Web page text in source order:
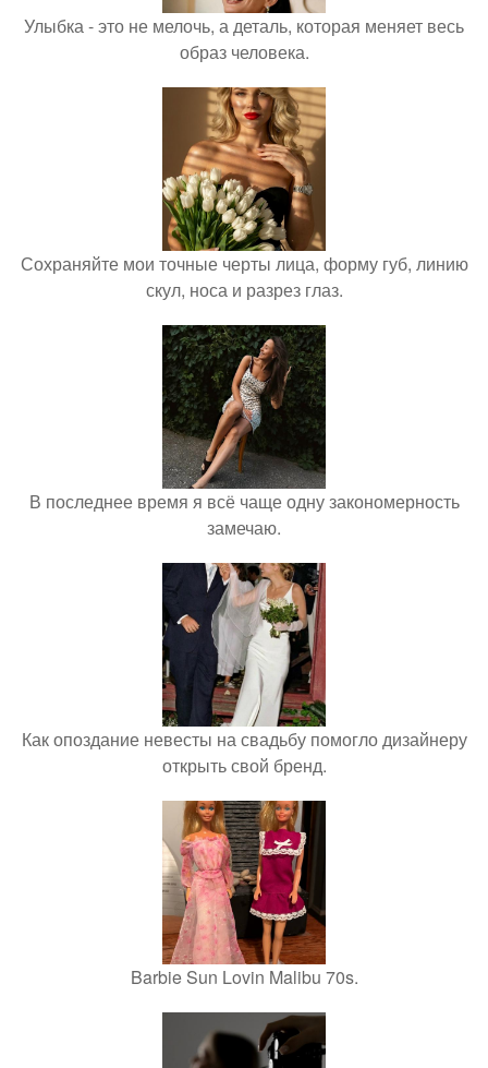
Улыбка - это не мелочь, а деталь, которая меняет весь
образ человека.
Сохраняйте мои точные черты лица, форму губ, линию
скул, носа и разрез глаз.
В последнее время я всё чаще одну закономерность
замечаю.
Как опоздание невесты на свадьбу помогло дизайнеру
открыть свой бренд.
Barbie Sun Lovin Malibu 70s.